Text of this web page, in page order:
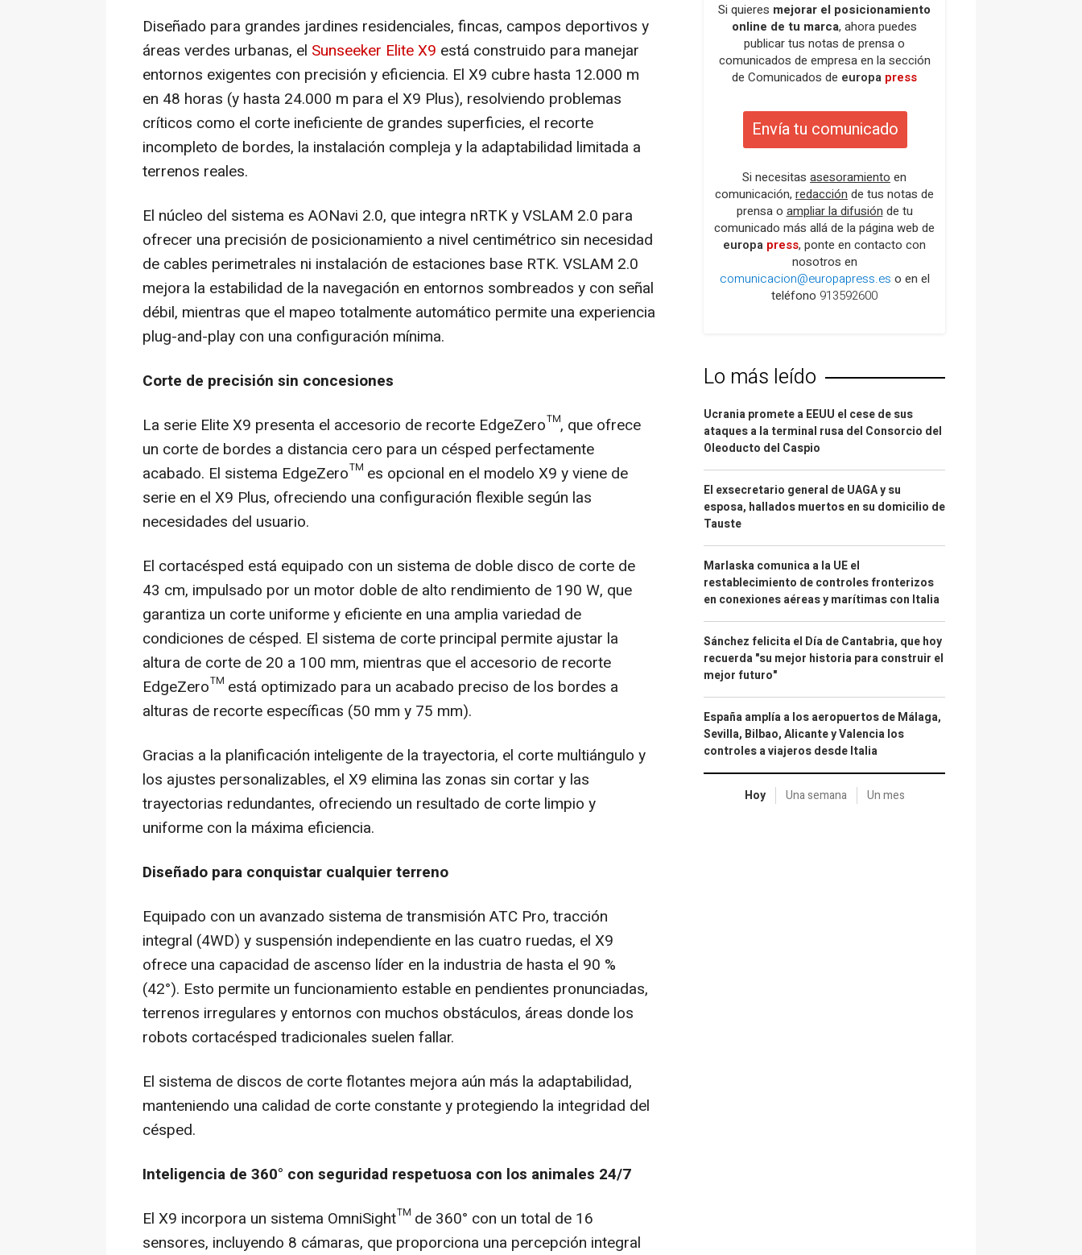
Diseñado para grandes jardines residenciales, fincas, campos deportivos y
áreas verdes urbanas, el Sunseeker Elite X9 está construido para manejar
entornos exigentes con precisión y eficiencia. El X9 cubre hasta 12.000 m
en 48 horas (y hasta 24.000 m para el X9 Plus), resolviendo problemas
críticos como el corte ineficiente de grandes superficies, el recorte
incompleto de bordes, la instalación compleja y la adaptabilidad limitada a
terrenos reales.
El núcleo del sistema es AONavi 2.0, que integra nRTK y VSLAM 2.0 para
ofrecer una precisión de posicionamiento a nivel centimétrico sin necesidad
de cables perimetrales ni instalación de estaciones base RTK. VSLAM 2.0
mejora la estabilidad de la navegación en entornos sombreados y con señal
débil, mientras que el mapeo totalmente automático permite una experiencia
plug-and-play con una configuración mínima.
Corte de precisión sin concesiones
La serie Elite X9 presenta el accesorio de recorte EdgeZero™, que ofrece
un corte de bordes a distancia cero para un césped perfectamente
acabado. El sistema EdgeZero™ es opcional en el modelo X9 y viene de
serie en el X9 Plus, ofreciendo una configuración flexible según las
necesidades del usuario.
El cortacésped está equipado con un sistema de doble disco de corte de
43 cm, impulsado por un motor doble de alto rendimiento de 190 W, que
garantiza un corte uniforme y eficiente en una amplia variedad de
condiciones de césped. El sistema de corte principal permite ajustar la
altura de corte de 20 a 100 mm, mientras que el accesorio de recorte
EdgeZero™ está optimizado para un acabado preciso de los bordes a
alturas de recorte específicas (50 mm y 75 mm).
Gracias a la planificación inteligente de la trayectoria, el corte multiángulo y
los ajustes personalizables, el X9 elimina las zonas sin cortar y las
trayectorias redundantes, ofreciendo un resultado de corte limpio y
uniforme con la máxima eficiencia.
Diseñado para conquistar cualquier terreno
Equipado con un avanzado sistema de transmisión ATC Pro, tracción
integral (4WD) y suspensión independiente en las cuatro ruedas, el X9
ofrece una capacidad de ascenso líder en la industria de hasta el 90 %
(42°). Esto permite un funcionamiento estable en pendientes pronunciadas,
terrenos irregulares y entornos con muchos obstáculos, áreas donde los
robots cortacésped tradicionales suelen fallar.
El sistema de discos de corte flotantes mejora aún más la adaptabilidad,
manteniendo una calidad de corte constante y protegiendo la integridad del
césped.
Inteligencia de 360° con seguridad respetuosa con los animales 24/7
El X9 incorpora un sistema OmniSight™ de 360° con un total de 16
sensores, incluyendo 8 cámaras, que proporciona una percepción integral
Si quieres mejorar el posicionamiento
online de tu marca, ahora puedes
publicar tus notas de prensa o
comunicados de empresa en la sección
de Comunicados de europa press
Envía tu comunicado
Si necesitas asesoramiento en
comunicación, redacción de tus notas de
prensa o ampliar la difusión de tu
comunicado más allá de la página web de
europa press, ponte en contacto con
nosotros en
comunicacion@europapress.es o en el
teléfono 913592600
Lo más leído
Ucrania promete a EEUU el cese de sus
ataques a la terminal rusa del Consorcio del
Oleoducto del Caspio
El exsecretario general de UAGA y su
esposa, hallados muertos en su domicilio de
Tauste
Marlaska comunica a la UE el
restablecimiento de controles fronterizos
en conexiones aéreas y marítimas con Italia
Sánchez felicita el Día de Cantabria, que hoy
recuerda "su mejor historia para construir el
mejor futuro"
España amplía a los aeropuertos de Málaga,
Sevilla, Bilbao, Alicante y Valencia los
controles a viajeros desde Italia
Hoy Una semana Un mes